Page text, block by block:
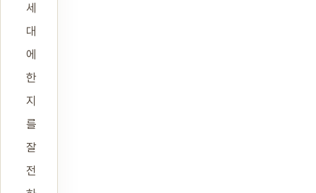
세
대
에
한
지
를
잘
전